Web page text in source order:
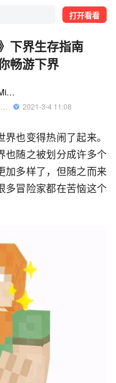
打开看看
下界生存指南
畅游下界
我的世界Minecraft
我的世界Minecraft官方账号 优质游戏领域创作者
  2021-3-4 11:08
也变得热闹了起来。
也随之被划分成许多个
加多样了，但随之而来
多冒险家都在苦恼这个